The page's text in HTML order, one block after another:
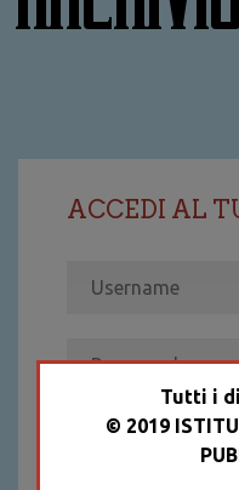
ACCEDI AL
Tutti i
© 2019